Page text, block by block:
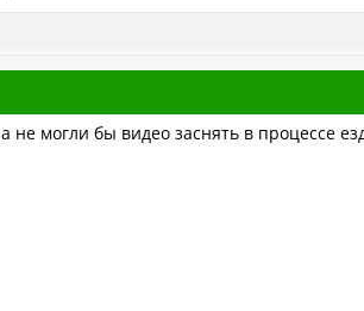
а не могли бы видео заснять в процессе